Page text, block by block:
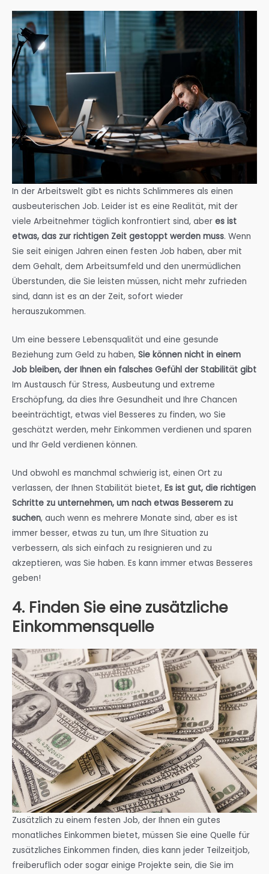
In der Arbeitswelt gibt es nichts Schlimmeres als einen
ausbeuterischen Job. Leider ist es eine Realität, mit der
viele Arbeitnehmer täglich konfrontiert sind, aber es ist
etwas, das zur richtigen Zeit gestoppt werden muss. Wenn
Sie seit einigen Jahren einen festen Job haben, aber mit
dem Gehalt, dem Arbeitsumfeld und den unermüdlichen
Überstunden, die Sie leisten müssen, nicht mehr zufrieden
sind, dann ist es an der Zeit, sofort wieder
herauszukommen.
Um eine bessere Lebensqualität und eine gesunde
Beziehung zum Geld zu haben, Sie können nicht in einem
Job bleiben, der Ihnen ein falsches Gefühl der Stabilität gibt
Im Austausch für Stress, Ausbeutung und extreme
Erschöpfung, da dies Ihre Gesundheit und Ihre Chancen
beeinträchtigt, etwas viel Besseres zu finden, wo Sie
geschätzt werden, mehr Einkommen verdienen und sparen
und Ihr Geld verdienen können.
Und obwohl es manchmal schwierig ist, einen Ort zu
verlassen, der Ihnen Stabilität bietet, Es ist gut, die richtigen
Schritte zu unternehmen, um nach etwas Besserem zu
suchen, auch wenn es mehrere Monate sind, aber es ist
immer besser, etwas zu tun, um Ihre Situation zu
verbessern, als sich einfach zu resignieren und zu
akzeptieren, was Sie haben. Es kann immer etwas Besseres
geben!
4. Finden Sie eine zusätzliche
Einkommensquelle
Zusätzlich zu einem festen Job, der Ihnen ein gutes
monatliches Einkommen bietet, müssen Sie eine Quelle für
zusätzliches Einkommen finden, dies kann jeder Teilzeitjob,
freiberuflich oder sogar einige Projekte sein, die Sie im